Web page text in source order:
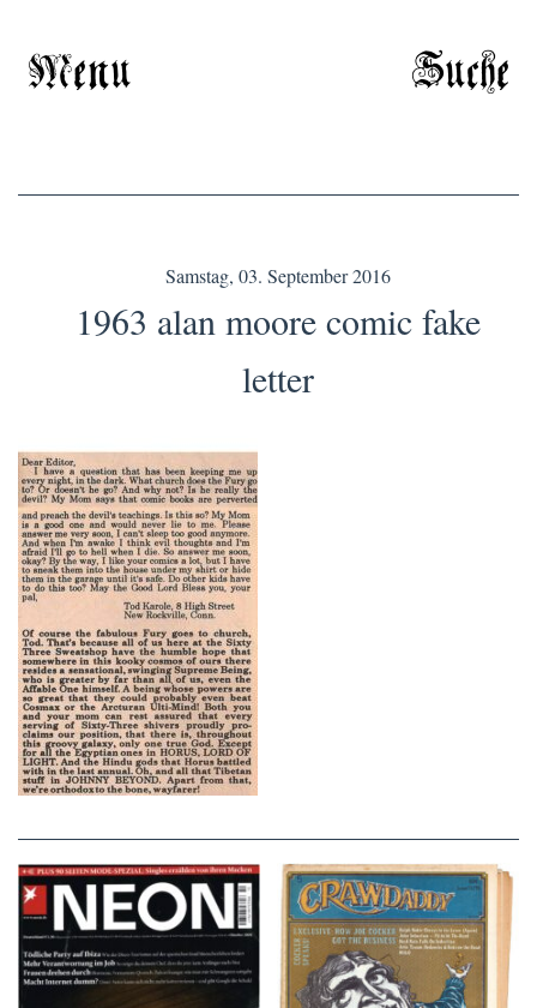
Menu Suche
Samstag, 03. September 2016
1963 alan moore comic fake
letter
NEON – OKTOBER
2008
Crawdaddy – June/11/72